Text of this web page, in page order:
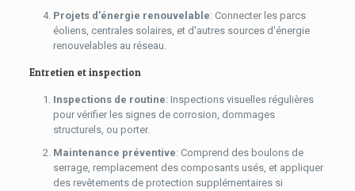
Projets d'énergie renouvelable: Connecter les parcs
éoliens, centrales solaires, et d'autres sources d'énergie
renouvelables au réseau.
Entretien et inspection
Inspections de routine: Inspections visuelles régulières
pour vérifier les signes de corrosion, dommages
structurels, ou porter.
Maintenance préventive: Comprend des boulons de
serrage, remplacement des composants usés, et appliquer
des revêtements de protection supplémentaires si